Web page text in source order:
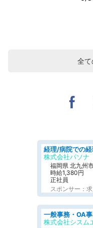
全て
株式会社パソナ
福岡県 北九州
時給1,380円
正社員
スポンサー：
株式会社シスム